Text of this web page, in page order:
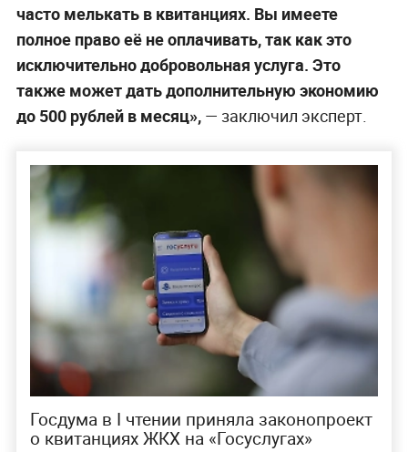
часто мелькать в квитанциях. Вы имеете
полное право её не оплачивать, так как это
исключительно добровольная услуга. Это
также может дать дополнительную экономию
до 500 рублей в месяц»,— заключил эксперт.
Госдума в I чтении приняла законопроект
о квитанциях ЖКХ на «Госуслугах»